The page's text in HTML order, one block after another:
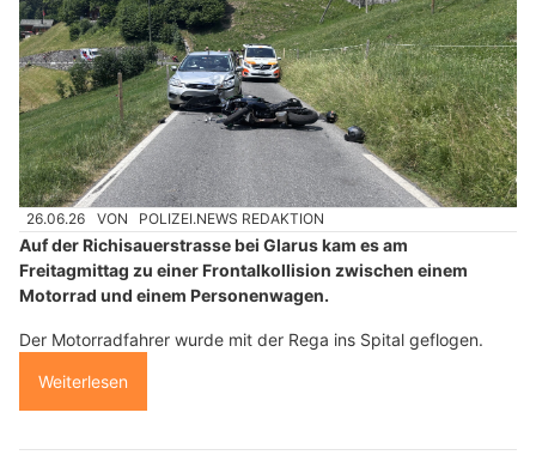
26.06.26 VON POLIZEI.NEWS REDAKTION
Auf der Richisauerstrasse bei Glarus kam es am
Freitagmittag zu einer Frontalkollision zwischen einem
Motorrad und einem Personenwagen.
Der Motorradfahrer wurde mit der Rega ins Spital geflogen.
Weiterlesen